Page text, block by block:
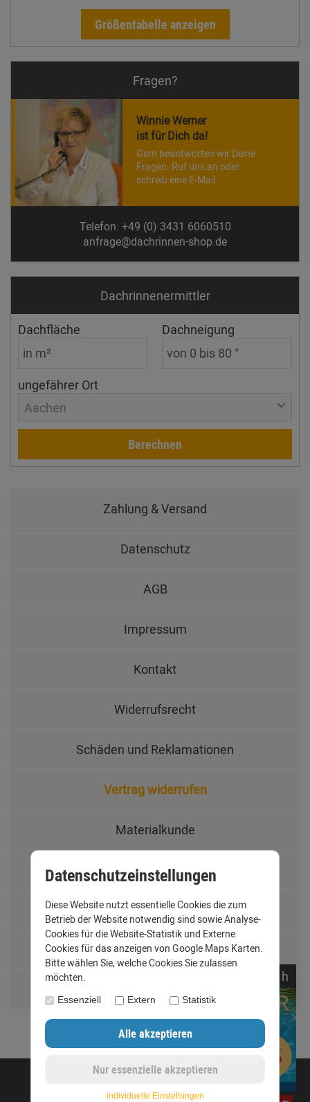
Größentabelle anzeigen
Fragen?
Winnie Werner
ist für Dich da!
Gern beantworten wir Deine
Fragen. Ruf uns an oder
schreib eine E-Mail.
Telefon: +49 (0) 3431 6060510
anfrage@dachrinnen-shop.de
Dachrinnen­ermittler
Dachfläche Dachneigung
ungefährer Ort
Aachen
Berechnen
Zahlung & Versand
Datenschutz
AGB
Impressum
Kontakt
Widerrufsrecht
Schäden und Reklamationen
Vertrag widerrufen
Materialkunde
Fachbegriffe
Jobs
Montage und Installationshilfen
©opyright 2020 - www.dachrinnen-shop.de
h
Datenschutzeinstellungen
Diese Website nutzt essentielle Cookies die zum
Betrieb der Website notwendig sind sowie Analyse-
Cookies für die Website-Statistik und Externe
Cookies für das anzeigen von Google Maps Karten.
Bitte wählen Sie, welche Cookies Sie zulassen
möchten.
Essenziell Extern Statistik
individuelle Einstellungen